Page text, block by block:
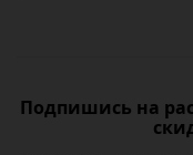
Подпишись на